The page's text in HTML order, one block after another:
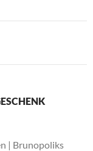
| Brunopoliks